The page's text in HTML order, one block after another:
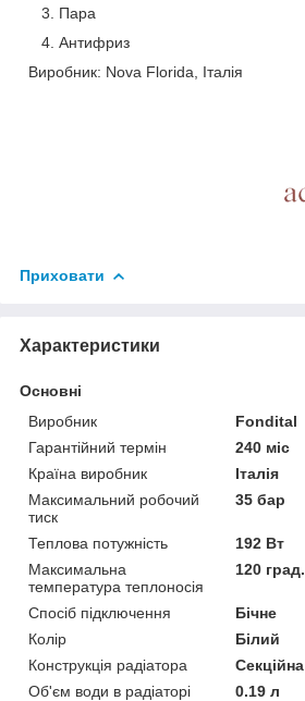
Пара
Антифриз
Виробник: Nova Florida, Італія
Приховати
Характеристики
Основні
Виробник
Fondital
Гарантійний термін
240 міс
Країна виробник
Італія
Максимальний робочий
тиск
35 бар
Теплова потужність
192 Вт
Максимальна
температура теплоносія
120 град.
Спосіб підключення
Бічне
Колір
Білий
Конструкція радіатора
Секційна
Об'єм води в радіаторі
0.19 л